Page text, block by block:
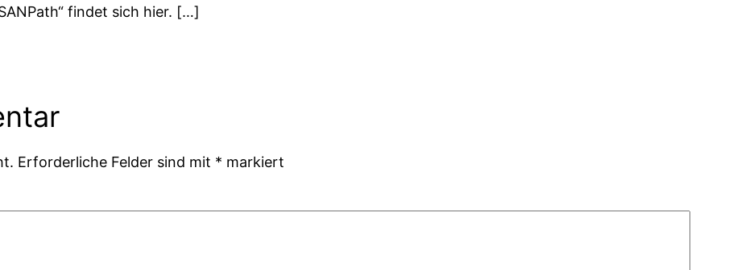
findet sich hier. […]
Erforderliche Felder sind mit * markiert